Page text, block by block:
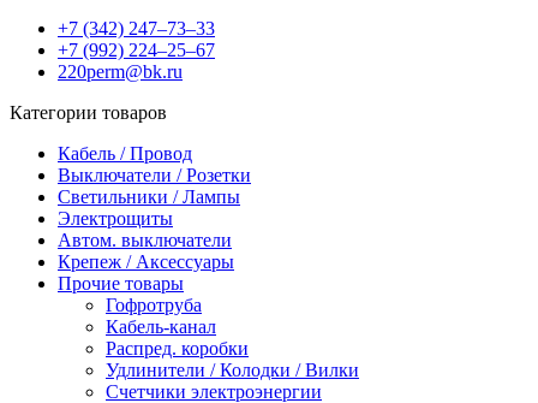
+7 (342) 247‒73‒33
+7 (992) 224‒25‒67
220perm@bk.ru
Категории товаров
Кабель / Провод
Выключатели / Розетки
Светильники / Лампы
Электрощиты
Автом. выключатели
Крепеж / Аксессуары
Прочие товары
Гофротруба
Кабель-канал
Распред. коробки
Удлинители / Колодки / Вилки
Счетчики электроэнергии